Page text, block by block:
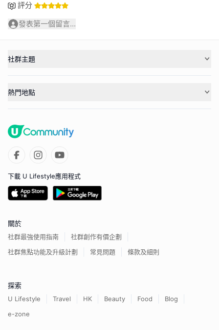
評分
發表第一個留言...
社群主題
熱門地點
下載 U Lifestyle應用程式
關於
社群最強使用指南
社群創作有價企劃
社群焦點功能及升級計劃
常見問題 條款及細則
探索
U Lifestyle Travel HK Beauty Food
Blog
e-zone